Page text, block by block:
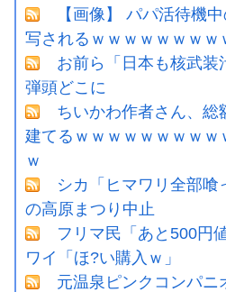
【画像】 パパ活待機
写されるｗｗｗｗｗｗｗｗ
お前ら「日本も核武
弾頭どこに
ちいかわ作者さん、総
建てるｗｗｗｗｗｗｗｗｗ
ｗ
シカ「ヒマワリ全部
の高原まつり中止
フリマ民「あと500円
ワイ「ほ?い購入ｗ」
元温泉ピンクコンパニ